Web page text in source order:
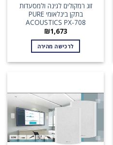
זוג רמקולים לגינה ולמסעדות
בתקן בינלאומי PURE
ACOUSTICS PX-708
₪1,673
לרכישה מהירה